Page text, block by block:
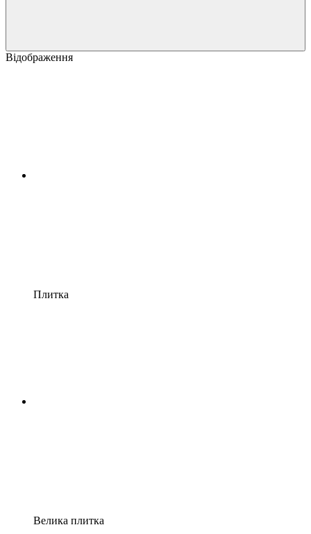
Відображення
Плитка
Велика плитка